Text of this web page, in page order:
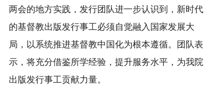
两会的地方实践，发行团队进一步认识到，新时代
的基督教出版发行事工必须自觉融入国家发展大
局，以系统推进基督教中国化为根本遵循。团队表
示，将充分借鉴所学经验，提升服务水平，为我院
出版发行事工贡献力量。